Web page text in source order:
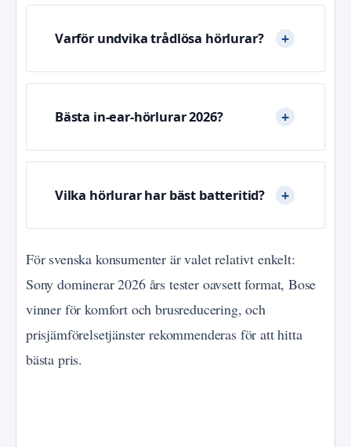
Varför undvika trådlösa hörlurar?
Bästa in-ear-hörlurar 2026?
Vilka hörlurar har bäst batteritid?
För svenska konsumenter är valet relativt enkelt:
Sony dominerar 2026 års tester oavsett format, Bose
vinner för komfort och brusreducering, och
prisjämförelsetjänster rekommenderas för att hitta
bästa pris.